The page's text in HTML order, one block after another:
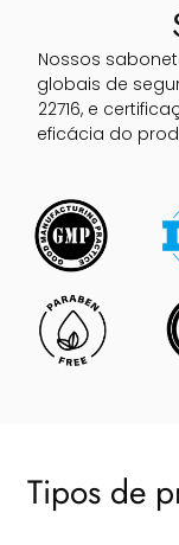
Nossos
globais de
22716, e
eficácia do
Tipos de